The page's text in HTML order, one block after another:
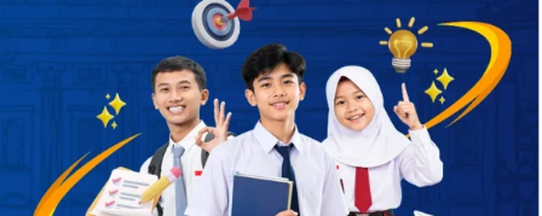
OUR PROGRAM
REGISTRATION